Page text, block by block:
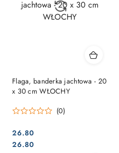
Flaga, banderka jachtowa - 20
x 30 cm WŁOCHY
(0)
Cena:
26.80
Cena:
26.80